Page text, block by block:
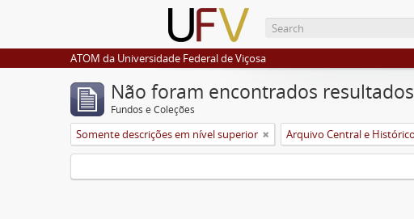
ATOM da Universidade Federal de Viçosa
Não foram encontrados resultados
Fundos e Coleções
Somente descrições em nível superior